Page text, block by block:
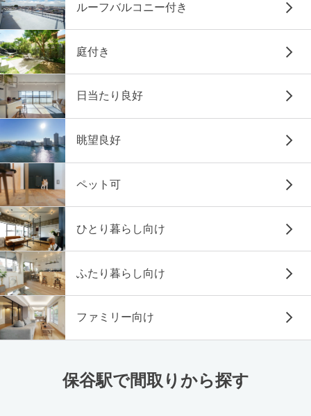
ルーフバルコニー付き
庭付き
日当たり良好
眺望良好
ペット可
ひとり暮らし向け
ふたり暮らし向け
ファミリー向け
保谷駅で間取りから探す